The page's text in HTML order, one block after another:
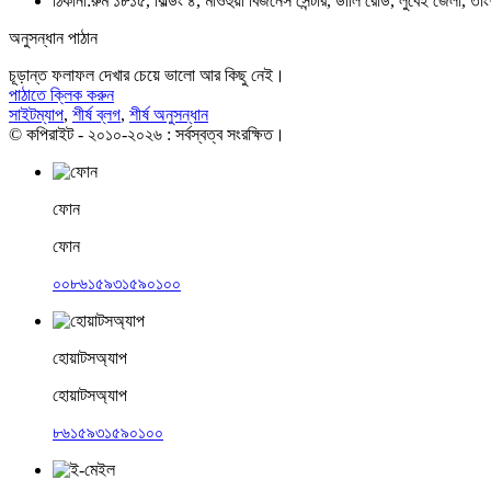
অনুসন্ধান পাঠান
চূড়ান্ত ফলাফল দেখার চেয়ে ভালো আর কিছু নেই।
পাঠাতে ক্লিক করুন
সাইটম্যাপ, শীর্ষ ব্লগ, শীর্ষ অনুসন্ধান
© কপিরাইট - ২০১০-২০২৬ : সর্বস্বত্ব সংরক্ষিত।
ফোন
ফোন
০০৮৬১৫৯৩১৫৯০১০০
হোয়াটসঅ্যাপ
হোয়াটসঅ্যাপ
৮৬১৫৯৩১৫৯০১০০